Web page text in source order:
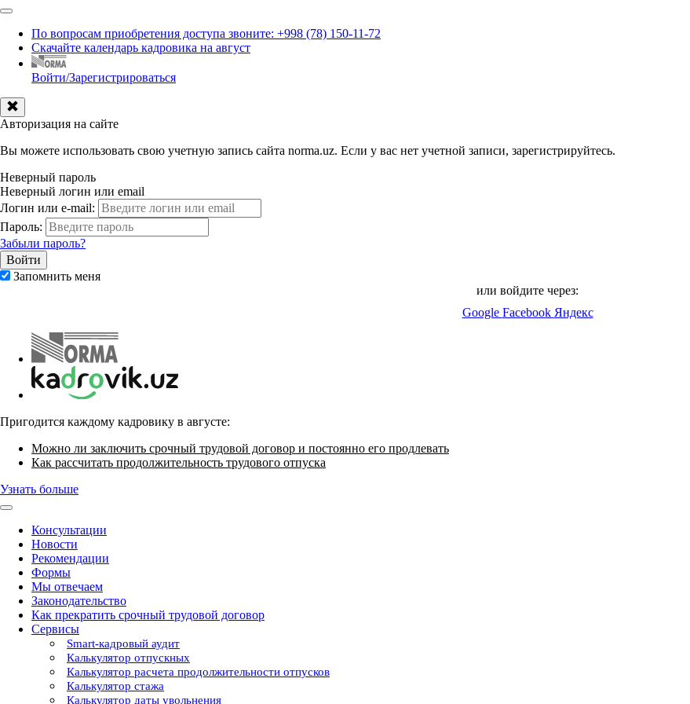
По вопросам приобретения доступа звоните: +998 (78) 150-11-72
Скачайте календарь кадровика на август
Войти/Зарегистрироваться
Авторизация на сайте
Вы можете использовать свою учетную запись сайта norma.uz. Если у вас нет учетной записи, зарегистрируйтесь.
Неверный пароль
Неверный логин или email
Логин или e-mail:
Пароль:
Забыли пароль?
Запомнить меня
или войдите через:
Google Facebook Яндекс
Пригодится каждому кадровику в августе:
Можно ли заключить срочный трудовой договор и постоянно его продлевать
Как рассчитать продолжительность трудового отпуска
Узнать больше
Консультации
Новости
Рекомендации
Формы
Мы отвечаем
Законодательство
Как прекратить срочный трудовой договор
Сервисы
Smart-кадровый аудит
Калькулятор отпускных
Калькулятор расчета продолжительности отпусков
Калькулятор стажа
Калькулятор даты увольнения